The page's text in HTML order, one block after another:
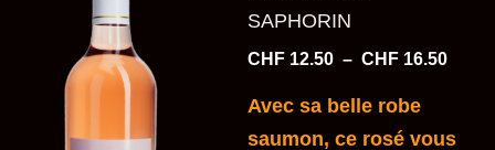
SAPHORIN
CHF 12.50 – CHF 16.50
Avec sa belle robe
saumon, ce rosé vous
variations.
Les
options